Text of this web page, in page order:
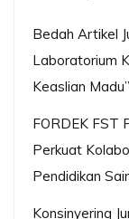
Bedah Artikel
Laboratorium
Keaslian Madu”
FORDEK FST
Perkuat
Pendidikan
Konsinyering